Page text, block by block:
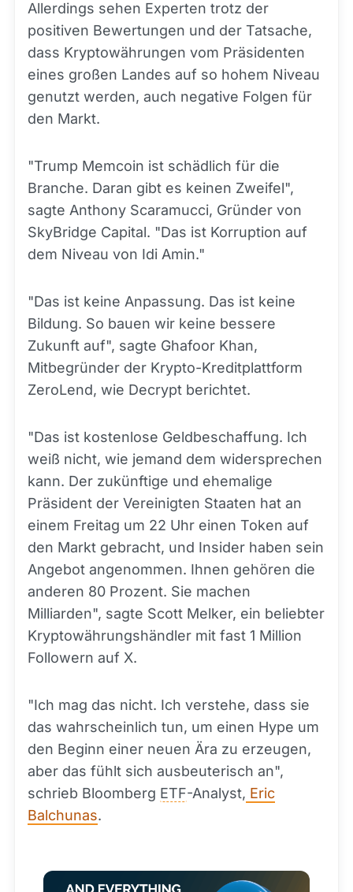
Allerdings sehen Experten trotz der
positiven Bewertungen und der Tatsache,
dass Kryptowährungen vom Präsidenten
eines großen Landes auf so hohem Niveau
genutzt werden, auch negative Folgen für
den Markt.
"Trump Memcoin ist schädlich für die
Branche. Daran gibt es keinen Zweifel",
sagte Anthony Scaramucci, Gründer von
SkyBridge Capital. "Das ist Korruption auf
dem Niveau von Idi Amin."
"Das ist keine Anpassung. Das ist keine
Bildung. So bauen wir keine bessere
Zukunft auf", sagte Ghafoor Khan,
Mitbegründer der Krypto-Kreditplattform
ZeroLend, wie Decrypt berichtet.
"Das ist kostenlose Geldbeschaffung. Ich
weiß nicht, wie jemand dem widersprechen
kann. Der zukünftige und ehemalige
Präsident der Vereinigten Staaten hat an
einem Freitag um 22 Uhr einen Token auf
den Markt gebracht, und Insider haben sein
Angebot angenommen. Ihnen gehören die
anderen 80 Prozent. Sie machen
Milliarden", sagte Scott Melker, ein beliebter
Kryptowährungshändler mit fast 1 Million
Followern auf X.
"Ich mag das nicht. Ich verstehe, dass sie
das wahrscheinlich tun, um einen Hype um
den Beginn einer neuen Ära zu erzeugen,
aber das fühlt sich ausbeuterisch an",
schrieb Bloomberg ETF-Analyst, Eric
Balchunas.